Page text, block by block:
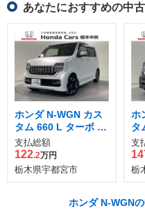
あなたにおすすめの中
ホンダ N-WGN カス
タム 660 L ターボ ホ
ンダ センシング
支払総額
122.2万円
栃木県宇都宮市
ホ
タ
ン
支
栃
ホンダ N-WGN